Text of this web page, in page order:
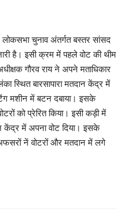
लोकसभा चुनाव अंतर्गत बस्तर सांसद
है। इसी क्रम में पहले वोट की थीम
गौरव राय ने अपने मताधिकार
स्थित बारसापारा मतदान केंद्र में
मशीन में बटन दबाया। इसके
को प्रेरित किया। इसी कड़ी में
केंद्र में अपना वोट दिया। इसके
नें वोटरों और मतदान में लगे